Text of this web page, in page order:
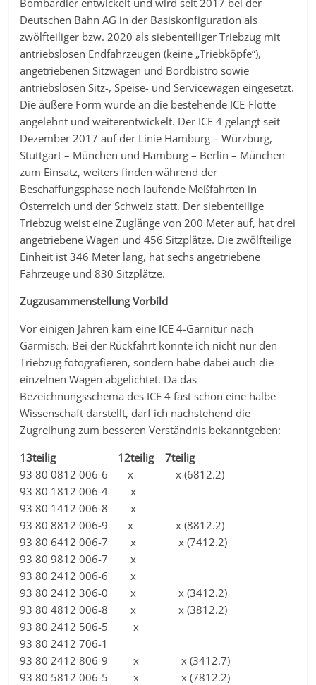
Bombardier entwickelt und wird seit 2017 bei der
Deutschen Bahn AG in der Basiskonfiguration als
zwölfteiliger bzw. 2020 als siebenteiliger Triebzug mit
antriebslosen Endfahrzeugen (keine „Triebköpfe“),
angetriebenen Sitzwagen und Bordbistro sowie
antriebslosen Sitz-, Speise- und Servicewagen eingesetzt.
Die äußere Form wurde an die bestehende ICE-Flotte
angelehnt und weiterentwickelt. Der ICE 4 gelangt seit
Dezember 2017 auf der Linie Hamburg – Würzburg,
Stuttgart – München und Hamburg – Berlin – München
zum Einsatz, weiters finden während der
Beschaffungsphase noch laufende Meßfahrten in
Österreich und der Schweiz statt. Der siebenteilige
Triebzug weist eine Zuglänge von 200 Meter auf, hat drei
angetriebene Wagen und 456 Sitzplätze. Die zwölfteilige
Einheit ist 346 Meter lang, hat sechs angetriebene
Fahrzeuge und 830 Sitzplätze.
Zugzusammenstellung Vorbild
Vor einigen Jahren kam eine ICE 4-Garnitur nach
Garmisch. Bei der Rückfahrt konnte ich nicht nur den
Triebzug fotografieren, sondern habe dabei auch die
einzelnen Wagen abgelichtet. Da das
Bezeichnungsschema des ICE 4 fast schon eine halbe
Wissenschaft darstellt, darf ich nachstehend die
Zugreihung zum besseren Verständnis bekanntgeben:
13teilig
12teilig
7teilig
93 80 0812 006-6 x x (6812.2)
93 80 1812 006-4 x
93 80 1412 006-8 x
93 80 8812 006-9 x x (8812.2)
93 80 6412 006-7 x x (7412.2)
93 80 9812 006-7 x
93 80 2412 006-6 x
93 80 2412 306-0 x x (3412.2)
93 80 4812 006-8 x x (3812.2)
93 80 2412 506-5 x
93 80 2412 706-1
93 80 2412 806-9 x x (3412.7)
93 80 5812 006-5 x x (7812.2)